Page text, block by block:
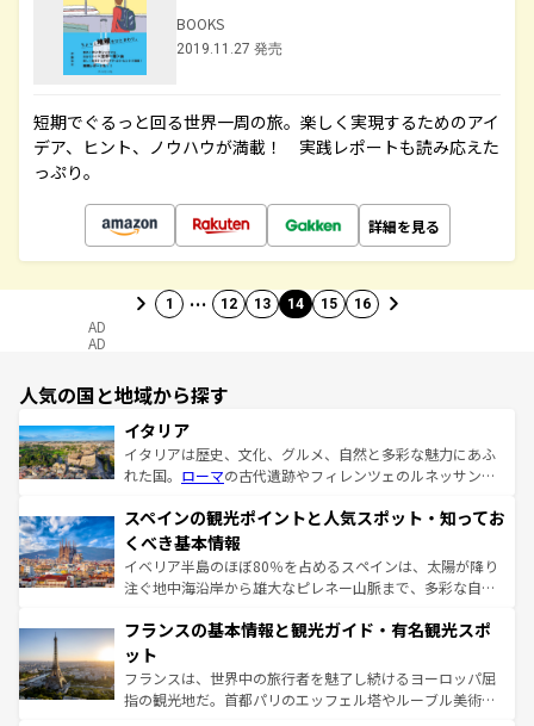
BOOKS
2019.11.27 発売
短期でぐるっと回る世界一周の旅。楽しく実現するためのアイ
デア、ヒント、ノウハウが満載！ 実践レポートも読み応えた
っぷり。
詳細を見る
1 … 12 13 14 15 16
AD
AD
人気の国と地域から探す
イタリア
イタリアは歴史、文化、グルメ、自然と多彩な魅力にあふ
れた国。 ローマの古代遺跡やフィレンツェのルネッサンス
ろん、トスカーナの美しい田園風景やアマルフィ海岸の絶
景など、自然景観も見逃せない。観光の合間には、本場の
ピザやパスタなど、絶品のイタリア料理を堪能することも
できる。朝目覚めてから夜眠るまで、すべての瞬間を楽し
なお、新着のイタリア情報はコンテンツ一覧を参照してほ
しい。
スペインの観光ポイントと人気スポット・知ってお
くべき基本情報
イベリア半島のほぼ80％を占めるスペインは、太陽が降り
注ぐ地中海沿岸から雄大なピレネー山脈まで、多彩な自然
文化が根付くこの国では、情熱的なフラメンコ、熱気あふ
れる闘牛、そして美味しいタパスが生活の一部となってい
る。首都マドリードの洗練された雰囲気や、バルセロナの
アートに溢れた街角から、地方では古代ローマ遺跡や中世
フランスの基本情報と観光ガイド・有名観光スポ
ット
フランスは、世界中の旅行者を魅了し続けるヨーロッパ屈
指の観光地だ。首都パリのエッフェル塔やルーブル美術館